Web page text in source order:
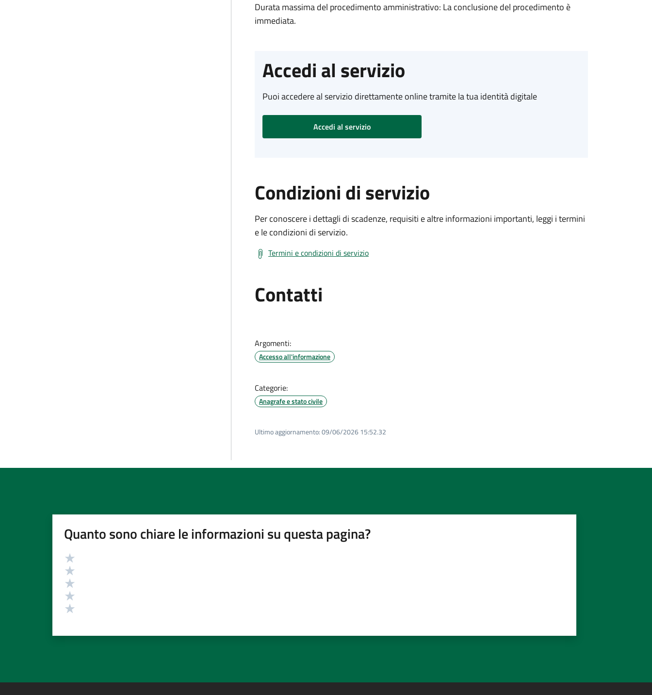
Durata massima del procedimento amministrativo: La conclusione del procedimento è
immediata.
Accedi al servizio
Puoi accedere al servizio direttamente online tramite la tua identità digitale
Accedi al servizio
Condizioni di servizio
Per conoscere i dettagli di scadenze, requisiti e altre informazioni importanti, leggi i termini
e le condizioni di servizio.
Termini e condizioni di servizio
Contatti
Argomenti:
Accesso all'informazione
Categorie:
Anagrafe e stato civile
Ultimo aggiornamento:09/06/2026 15:52.32
Quanto sono chiare le informazioni su questa pagina?
Valutazione